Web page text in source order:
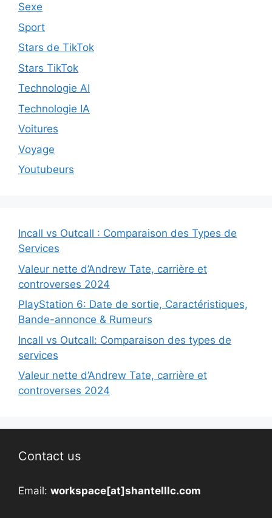
Sexe
Sport
Stars de TikTok
Stars TikTok
Technologie AI
Technologie IA
Voitures
Voyage
Youtubeurs
Incall vs Outcall : Comparaison des Types de
Services
Valeur nette d’Andrew Tate, carrière et
controverses 2024
PlayStation 6: Date de sortie, Caractéristiques,
Bande-annonce & Rumeurs
Incall vs Outcall: Comparaison des types de
services
Valeur nette d’Andrew Tate, carrière et
controverses 2024
Contact us
Email: workspace[at]shantelllc.com